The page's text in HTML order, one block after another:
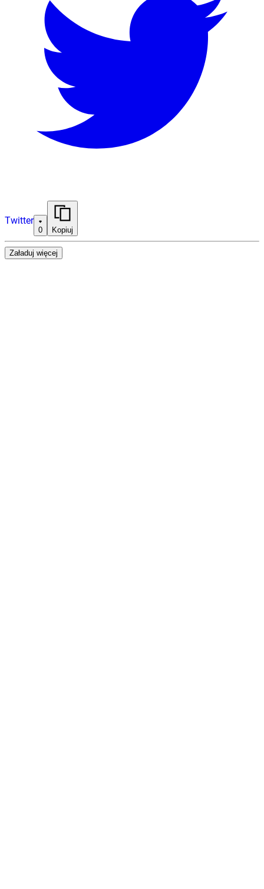
Twitter
0 Kopiuj
Załaduj więcej